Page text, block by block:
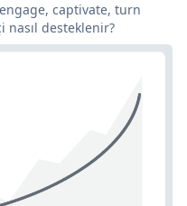
captivate, turn
nasıl desteklenir?